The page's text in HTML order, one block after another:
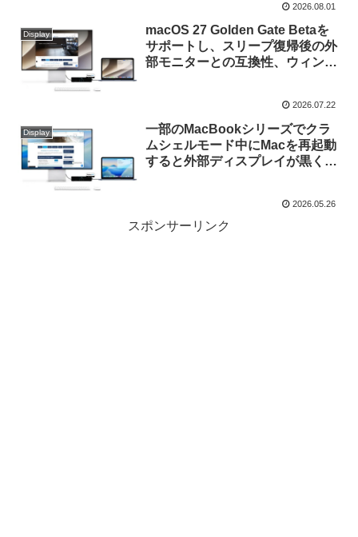
2026.08.01
Display
macOS 27 Golden Gate Betaを
サポートし、スリープ復帰後の外
部モニターとの互換性、ウィンド
ャー「DisplayLink Manager
macOS v16.2」がリリース。
2026.07.22
Display
一部のMacBookシリーズでクラ
ムシェルモード中にMacを再起動
すると外部ディスプレイが黒くな
2026.05.26
スポンサーリンク